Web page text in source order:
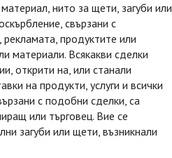
нито за щети, загуби или
свързани с
продуктите или
материали. Всякакви сделки
открити на, или станали
на продукти, услуги и всички
с подобни сделки, са
или търговец. Вие се
загуби или щети, възникнали